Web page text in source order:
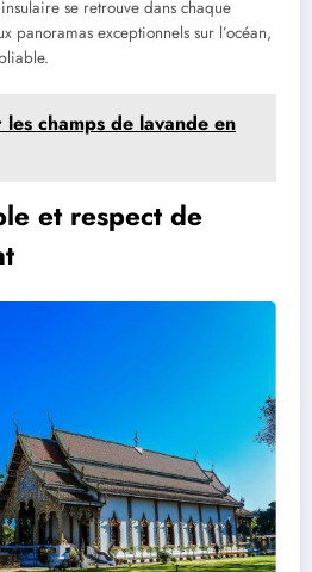
se retrouve dans chaque
panoramas exceptionnels sur l’océan,
les champs de lavande en
et respect de